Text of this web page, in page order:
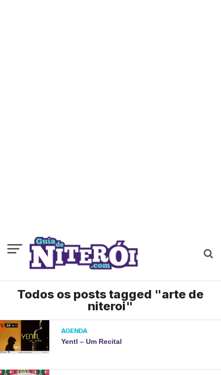
Todos os posts tagged "arte de
niteroi"
AGENDA
Yentl – Um Recital